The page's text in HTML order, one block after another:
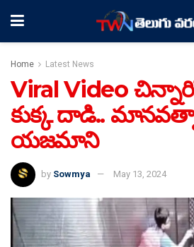
Home Latest News
Viral Video
కుక్క దాడి..
యజమాని
by Sowmya May 13, 2024